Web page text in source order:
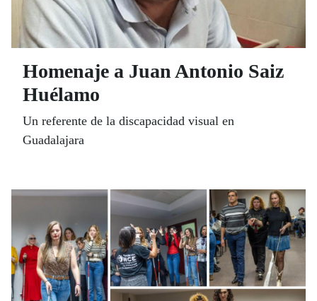
Homenaje a Juan Antonio Saiz
Huélamo
Un referente de la discapacidad visual en
Guadalajara